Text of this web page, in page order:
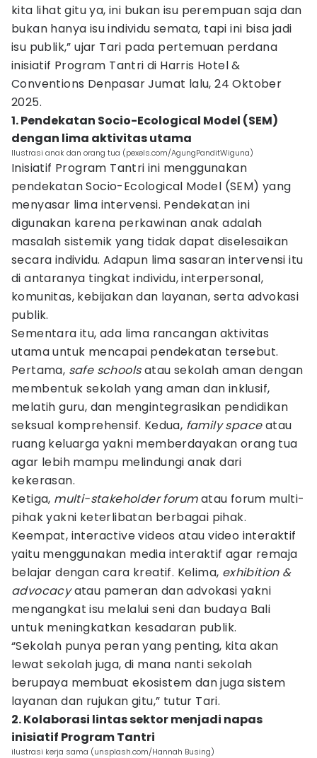
kita lihat gitu ya, ini bukan isu perempuan saja dan
bukan hanya isu individu semata, tapi ini bisa jadi
isu publik,” ujar Tari pada pertemuan perdana
inisiatif Program Tantri di Harris Hotel &
Conventions Denpasar Jumat lalu, 24 Oktober
2025.
1. Pendekatan Socio-Ecological Model (SEM)
dengan lima aktivitas utama
Ilustrasi anak dan orang tua (pexels.com/AgungPanditWiguna)
Inisiatif Program Tantri ini menggunakan
pendekatan Socio-Ecological Model (SEM) yang
menyasar lima intervensi. Pendekatan ini
digunakan karena perkawinan anak adalah
masalah sistemik yang tidak dapat diselesaikan
secara individu. Adapun lima sasaran intervensi itu
di antaranya tingkat individu, interpersonal,
komunitas, kebijakan dan layanan, serta advokasi
publik.
Sementara itu, ada lima rancangan aktivitas
utama untuk mencapai pendekatan tersebut.
Pertama, safe schoolsatau sekolah aman dengan
membentuk sekolah yang aman dan inklusif,
melatih guru, dan mengintegrasikan pendidikan
seksual komprehensif. Kedua, family spaceatau
ruang keluarga yakni memberdayakan orang tua
agar lebih mampu melindungi anak dari
kekerasan.
Ketiga, multi-stakeholder forumatau forum multi-
pihak yakni keterlibatan berbagai pihak.
Keempat, interactive videos atau video interaktif
yaitu menggunakan media interaktif agar remaja
belajar dengan cara kreatif. Kelima, exhibition &
advocacyatau pameran dan advokasi yakni
mengangkat isu melalui seni dan budaya Bali
untuk meningkatkan kesadaran publik.
“Sekolah punya peran yang penting, kita akan
lewat sekolah juga, di mana nanti sekolah
berupaya membuat ekosistem dan juga sistem
layanan dan rujukan gitu,” tutur Tari.
2. Kolaborasi lintas sektor menjadi napas
inisiatif Program Tantri
ilustrasi kerja sama (unsplash.com/Hannah Busing)